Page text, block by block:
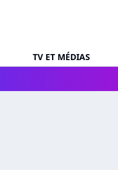
TV ET MÉDIAS